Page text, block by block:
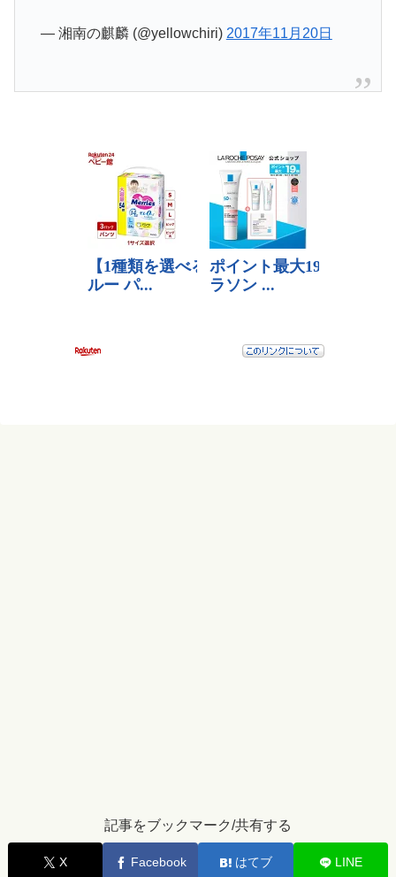
— 湘南の麒麟 (@yellowchiri) 2017年11月20日
記事をブックマーク/共有する
X Facebook はてブ LINE